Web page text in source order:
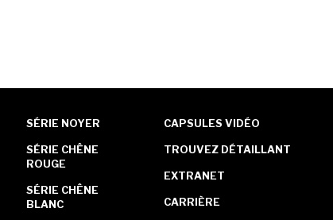
SÉRIE NOYER
SÉRIE CHÊNE
ROUGE
SÉRIE CHÊNE
BLANC
CAPSULES VIDÉO
TROUVEZ DÉTAILLANT
EXTRANET
CARRIÈRE